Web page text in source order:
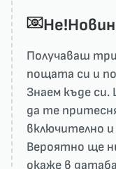
Получаваш
пощата си и
Знаем къде
да те
включително
Вероятно ще
окаже в